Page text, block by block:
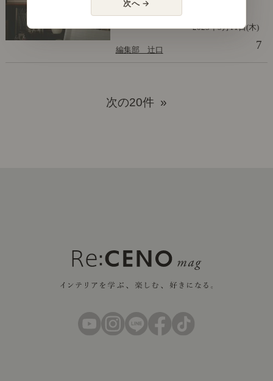
をお迎えしました。
2025年9月11日(木)
編集部 辻口 7
次の20件 »
次へ →